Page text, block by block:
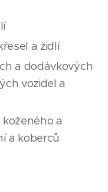
a židlí
a dodávkových
vozidel a
a
a koberců